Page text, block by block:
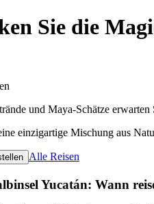
Sie die
und Maya-Schätze erwarten
einzigartige Mischung aus
Alle Reisen
Yucatán: Wann